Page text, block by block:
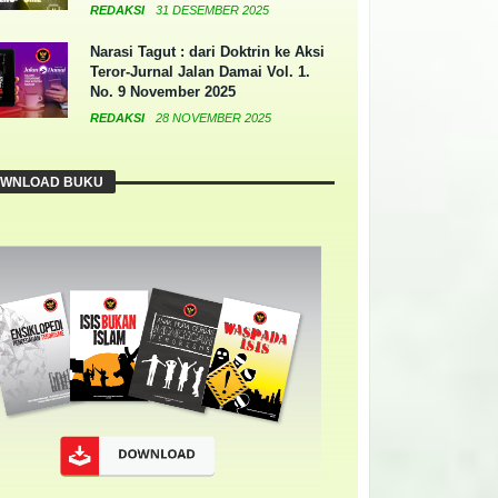
REDAKSI 31 DESEMBER 2025
Narasi Tagut : dari Doktrin ke Aksi
Teror-Jurnal Jalan Damai Vol. 1.
No. 9 November 2025
REDAKSI 28 NOVEMBER 2025
BUKU